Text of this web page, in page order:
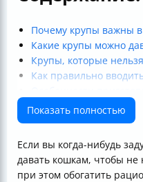
Почему крупы важны
Какие крупы можно
Крупы, которые
Как правильно
Как сочетать крупы с
Контроль реакции
Итог
Полезные ссылки
Показать полностью
Если вы когда-нибудь
давать кошкам, чтобы
при этом обогатить